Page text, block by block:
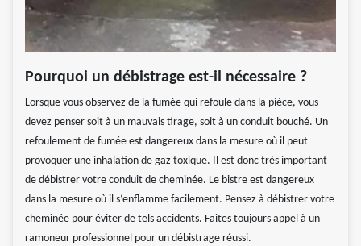
Pourquoi un débistrage est-il nécessaire ?
Lorsque vous observez de la fumée qui refoule dans la pièce, vous
devez penser soit à un mauvais tirage, soit à un conduit bouché. Un
refoulement de fumée est dangereux dans la mesure où il peut
provoquer une inhalation de gaz toxique. Il est donc très important
de débistrer votre conduit de cheminée. Le bistre est dangereux
dans la mesure où il s‘enflamme facilement. Pensez à débistrer votre
cheminée pour éviter de tels accidents. Faites toujours appel à un
ramoneur professionnel pour un débistrage réussi.